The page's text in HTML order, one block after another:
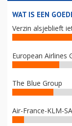
WAT IS EEN
Verzin alsjeblieft
European Airlines
The Blue Group
Air-France-KLM-